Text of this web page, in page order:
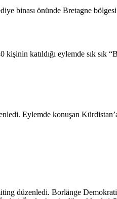
binası önünde Bretagne
katıldığı eylemde sık sık
Eylemde konuşan
düzenledi. Borlänge